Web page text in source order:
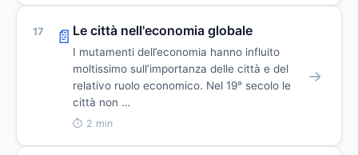
17 📄 Le città nell'economia globale
I mutamenti dell’economia hanno influito
moltissimo sull’importanza delle città e del
relativo ruolo economico. Nel 19° secolo le
città non …
⏱ 2 min
→